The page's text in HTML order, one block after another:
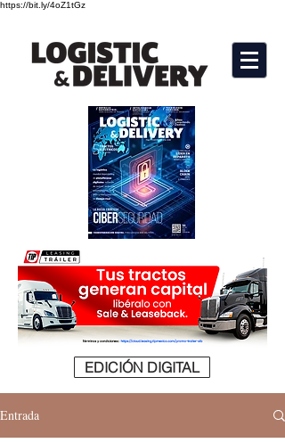
https://bit.ly/4oZ1tGz
EDICIÓN DIGITAL
Entrada